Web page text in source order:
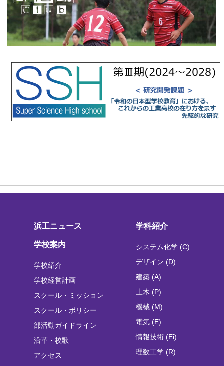
浜工ニュース
学校案内
学校紹介
学校経営計画
スクール・ミッション
スクール・ポリシー
部活動ガイドライン
沿革・校歌
アクセス
学科紹介
システム化学 (C)
デザイン (D)
建築 (A)
土木 (P)
機械 (M)
電気 (E)
情報技術 (Ei)
理数工学 (R)